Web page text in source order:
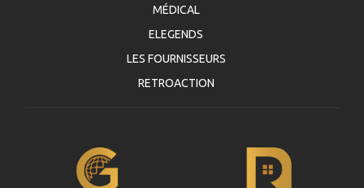
MÉDICAL
ELEGENDS
LES FOURNISSEURS
RETROACTION